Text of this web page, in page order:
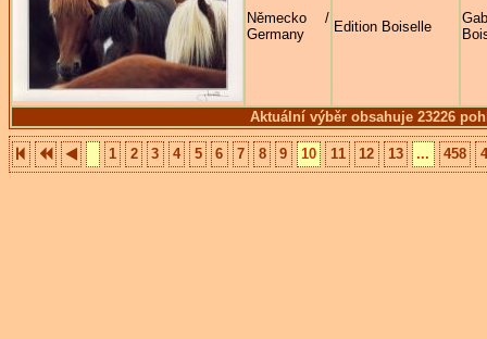
Aktuální výběr obsahuje 23226
Německo /
Germany
Edition Boiselle
1 2 3 4 5 6 7 8 9 10 11 12 13 ... 458